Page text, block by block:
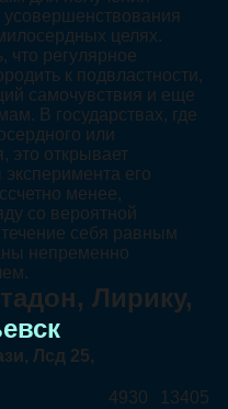
усовершенствования
целях.
что регулярное
к подвластности,
самочувствия и еще
В государствах, где
или
это открывает
его
менее,
со вероятной
себя равным
непременно
Лирику,
Лсд 25,
4930
13405